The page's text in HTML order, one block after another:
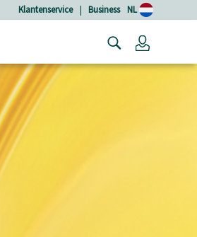
Klantenservice | Business NL